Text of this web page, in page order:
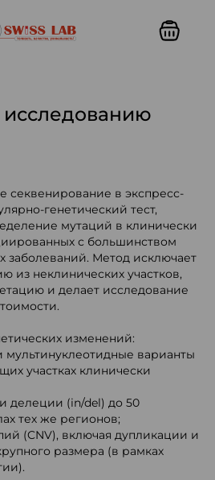
исследованию
секвенирование в экспресс-
генетический тест,
мутаций в клинически
с большинством
заболеваний. Метод исключает
из неклинических участков,
и делает исследование
изменений:
мультинуклеотидные варианты
участках клинически
делеции (in/del) до 50
тех же регионов;
(CNV), включая дупликации и
размера (в рамках